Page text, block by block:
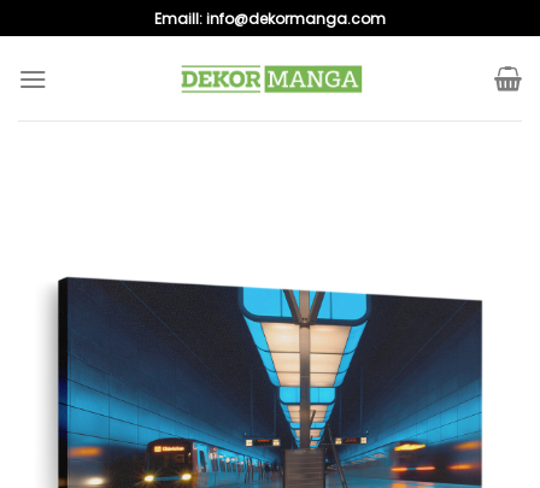
to
content
Emaill:info@dekormanga.com